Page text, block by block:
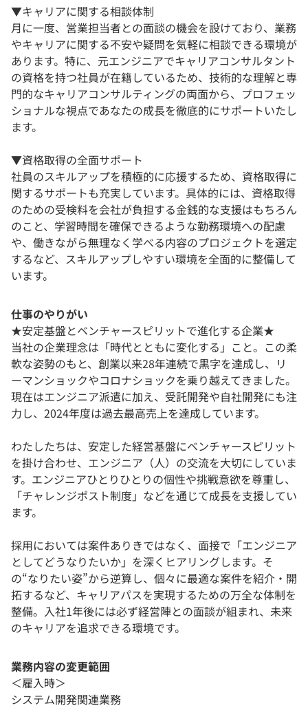
▼キャリアに関する相談体制
月に一度、営業担当者との面談の機会を設けており、業務
やキャリアに関する不安や疑問を気軽に相談できる環境が
あります。特に、元エンジニアでキャリアコンサルタント
の資格を持つ社員が在籍しているため、技術的な理解と専
門的なキャリアコンサルティングの両面から、プロフェッ
ショナルな視点であなたの成長を徹底的にサポートいたし
ます。
▼資格取得の全面サポート
社員のスキルアップを積極的に応援するため、資格取得に
関するサポートも充実しています。具体的には、資格取得
のための受検料を会社が負担する金銭的な支援はもちろん
のこと、学習時間を確保できるような勤務環境への配慮
や、働きながら無理なく学べる内容のプロジェクトを選定
するなど、スキルアップしやすい環境を全面的に整備して
います。
仕事のやりがい
★安定基盤とベンチャースピリットで進化する企業★
当社の企業理念は「時代とともに変化する」こと。この柔
軟な姿勢のもと、創業以来28年連続で黒字を達成し、リ
ーマンショックやコロナショックを乗り越えてきました。
現在はエンジニア派遣に加え、受託開発や自社開発にも注
力し、2024年度は過去最高売上を達成しています。
わたしたちは、安定した経営基盤にベンチャースピリット
を掛け合わせ、エンジニア（人）の交流を大切にしていま
す。エンジニアひとりひとりの個性や挑戦意欲を尊重し、
「チャレンジポスト制度」などを通じて成長を支援してい
ます。
採用においては案件ありきではなく、面接で「エンジニア
としてどうなりたいか」を深くヒアリングします。そ
の“なりたい姿”から逆算し、個々に最適な案件を紹介・開
拓するなど、キャリアパスを実現するための万全な体制を
整備。入社1年後には必ず経営陣との面談が組まれ、未来
のキャリアを追求できる環境です。
業務内容の変更範囲
＜雇入時＞
システム開発関連業務